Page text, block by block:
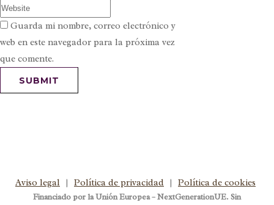
Guarda mi nombre, correo electrónico y
web en este navegador para la próxima vez
que comente.
Aviso legal | Política de privacidad | Política de cookies
Financiado por la Unión Europea – NextGenerationUE. Sin